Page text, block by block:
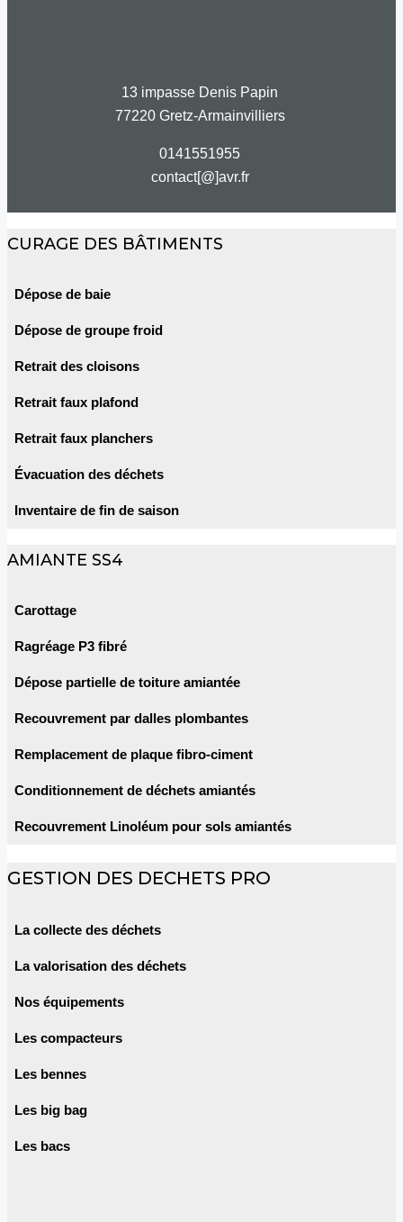
13 impasse Denis Papin
77220 Gretz-Armainvilliers
0141551955
contact[@]avr.fr
CURAGE DES BÂTIMENTS
Dépose de baie
Dépose de groupe froid
Retrait des cloisons
Retrait faux plafond
Retrait faux planchers
Évacuation des déchets
Inventaire de fin de saison
AMIANTE SS4
Carottage
Ragréage P3 fibré
Dépose partielle de toiture amiantée
Recouvrement par dalles plombantes
Remplacement de plaque fibro-ciment
Conditionnement de déchets amiantés
Recouvrement Linoléum pour sols amiantés
GESTION DES DECHETS PRO
La collecte des déchets
La valorisation des déchets
Nos équipements
Les compacteurs
Les bennes
Les big bag
Les bacs